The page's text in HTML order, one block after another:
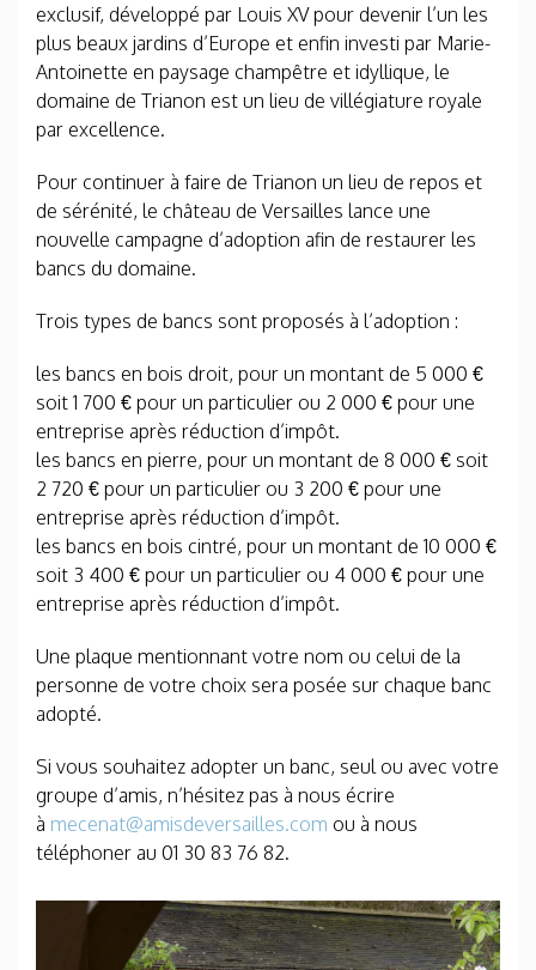
exclusif, développé par Louis XV pour devenir l’un les
plus beaux jardins d’Europe et enfin investi par Marie-
Antoinette en paysage champêtre et idyllique, le
domaine de Trianon est un lieu de villégiature royale
par excellence.
Pour continuer à faire de Trianon un lieu de repos et
de sérénité, le château de Versailles lance une
nouvelle campagne d’adoption afin de restaurer les
bancs du domaine.
Trois types de bancs sont proposés à l’adoption :
les bancs en bois droit, pour un montant de 5 000 €
soit 1 700 € pour un particulier ou 2 000 € pour une
entreprise après réduction d’impôt.
les bancs en pierre, pour un montant de 8 000 € soit
2 720 € pour un particulier ou 3 200 € pour une
entreprise après réduction d’impôt.
les bancs en bois cintré, pour un montant de 10 000 €
soit 3 400 € pour un particulier ou 4 000 € pour une
entreprise après réduction d’impôt.
Une plaque mentionnant votre nom ou celui de la
personne de votre choix sera posée sur chaque banc
adopté.
Si vous souhaitez adopter un banc, seul ou avec votre
groupe d’amis, n’hésitez pas à nous écrire
à mecenat@amisdeversailles.com ou à nous
téléphoner au 01 30 83 76 82.